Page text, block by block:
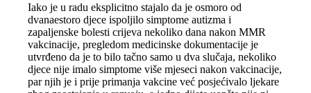
Iako je u radu eksplicitno stajalo da je osmoro od
dvanaestoro djece ispoljilo simptome autizma i
zapaljenske bolesti crijeva nekoliko dana nakon MMR
vakcinacije, pregledom medicinske dokumentacije je
utvrđeno da je to bilo tačno samo u dva slučaja, nekoliko
djece nije imalo simptome više mjeseci nakon vakcinacije,
par njih je i prije primanja vakcine već posjećivalo ljekare